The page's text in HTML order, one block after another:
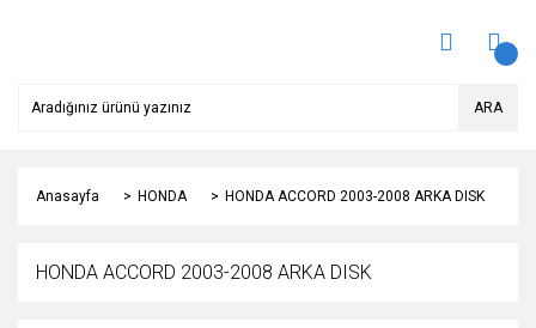
ARA
Anasayfa HONDA HONDA ACCORD 2003-2008 ARKA DISK
HONDA ACCORD 2003-2008 ARKA DISK